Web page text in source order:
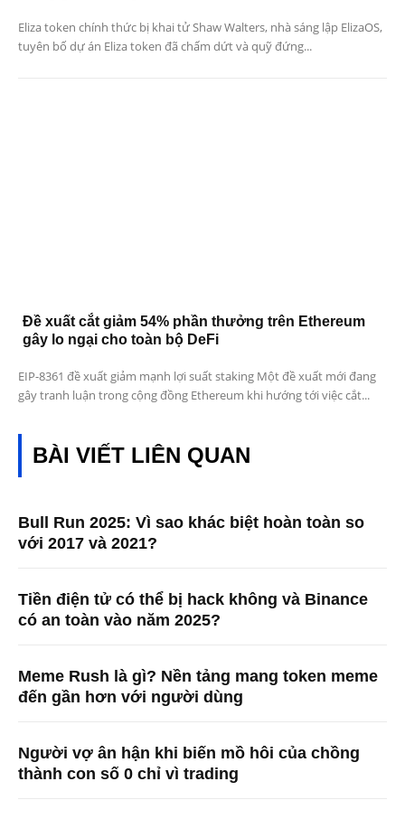
Eliza token chính thức bị khai tử Shaw Walters, nhà sáng lập ElizaOS,
tuyên bố dự án Eliza token đã chấm dứt và quỹ đứng...
Đề xuất cắt giảm 54% phần thưởng trên Ethereum
gây lo ngại cho toàn bộ DeFi
EIP-8361 đề xuất giảm mạnh lợi suất staking Một đề xuất mới đang
gây tranh luận trong cộng đồng Ethereum khi hướng tới việc cắt...
BÀI VIẾT LIÊN QUAN
Bull Run 2025: Vì sao khác biệt hoàn toàn so
với 2017 và 2021?
Tiền điện tử có thể bị hack không và Binance
có an toàn vào năm 2025?
Meme Rush là gì? Nền tảng mang token meme
đến gần hơn với người dùng
Người vợ ân hận khi biến mồ hôi của chồng
thành con số 0 chỉ vì trading